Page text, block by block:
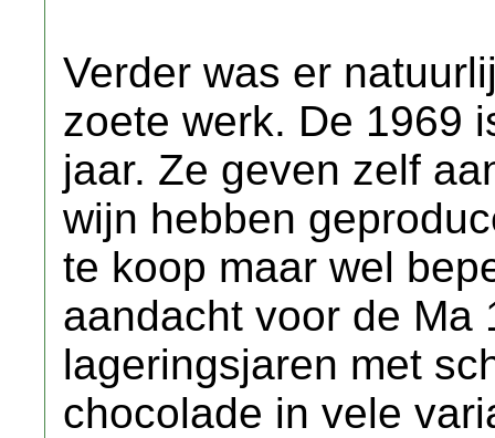
Verder was er
zoete werk. De 1969
jaar. Ze geven zelf
wijn hebben
te koop maar wel
aandacht voor de Ma
lageringsjaren met
chocolade in vele